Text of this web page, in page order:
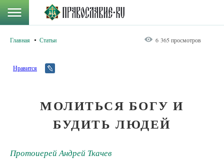
Главная Статьи 6 365 просмотров
Нравится
МОЛИТЬСЯ БОГУ И
БУДИТЬ ЛЮДЕЙ
Протоиерей Андрей Ткачев